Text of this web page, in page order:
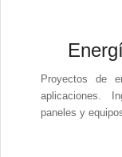
Proyectos de
aplicaciones.
paneles y